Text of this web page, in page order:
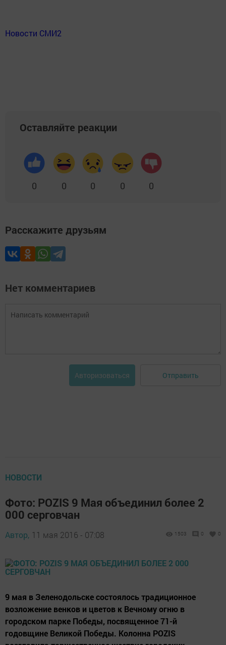
Новости СМИ2
Оставляйте реакции
0 0 0 0 0
Расскажите друзьям
Нет комментариев
Авторизоваться Отправить
НОВОСТИ
Фото: POZIS 9 Мая объединил более 2
000 серговчан
Автор, 11 мая 2016 - 07:08 1503 0 0
9 мая в Зеленодольске состоялось традиционное
возложение венков и цветов к Вечному огню в
городском парке Победы, посвященное 71-й
годовщине Великой Победы. Колонна POZIS